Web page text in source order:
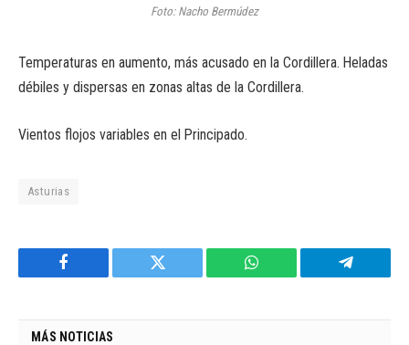
Foto: Nacho Bermúdez
Temperaturas en aumento, más acusado en la Cordillera. Heladas
débiles y dispersas en zonas altas de la Cordillera.
Vientos flojos variables en el Principado.
Asturias
Facebook Twitter WhatsApp Telegram
MÁS NOTICIAS